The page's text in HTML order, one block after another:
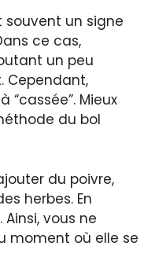
souvent un signe
ce cas,
un peu
Cependant,
“cassée”. Mieux
du bol
du poivre,
herbes. En
vous ne
moment où elle se